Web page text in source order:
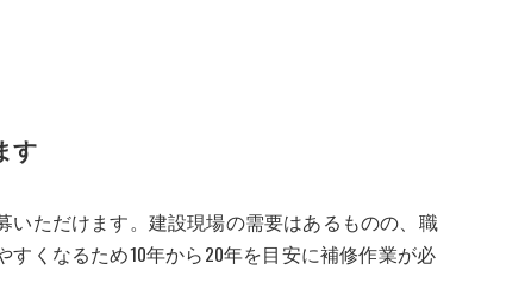
す
ただけます。建設現場の需要はあるものの、職
くなるため10年から20年を目安に補修作業が必